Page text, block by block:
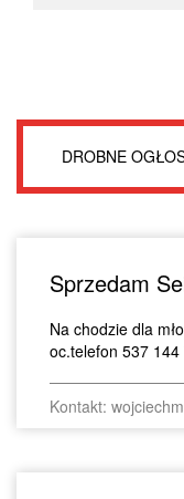
DROBNE
Sprzedam
Na chodzie dla
oc.telefon 537
Kontakt: